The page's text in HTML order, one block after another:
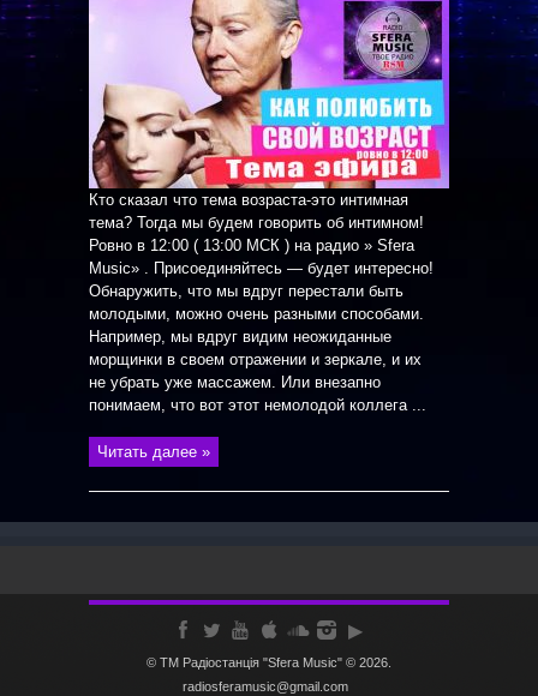
Кто сказал что тема возраста-это интимная
тема? Тогда мы будем говорить об интимном!
Ровно в 12:00 ( 13:00 МСК ) на радио » Sfera
Music» . Присоединяйтесь — будет интересно!
Обнаружить, что мы вдруг перестали быть
молодыми, можно очень разными способами.
Например, мы вдруг видим неожиданные
морщинки в своем отражении и зеркале, и их
не убрать уже массажем. Или внезапно
понимаем, что вот этот немолодой коллега ...
Читать далее »
© ТМ Радiостанцiя "Sfera Music" © 2026.
radiosferamusic@gmail.com